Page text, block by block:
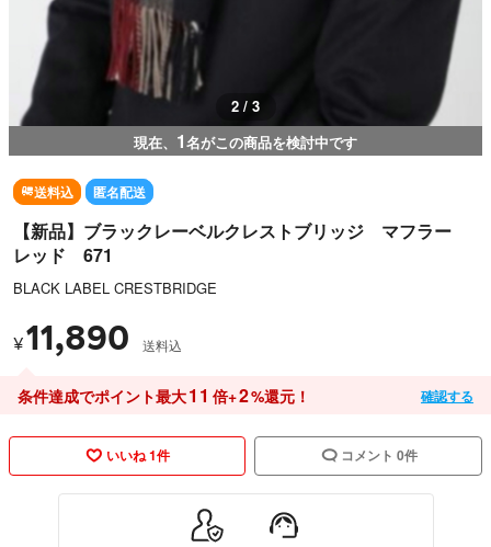
2 / 3
現在、 1名がこの商品を検討中です
送料込 匿名配送
【新品】ブラックレーベルクレストブリッジ マフラー
レッド 671
BLACK LABEL CRESTBRIDGE
¥11,890 送料込
条件達成でポイント最大11 倍+2%還元！ 確認する
いいね 1件 コメント 0件